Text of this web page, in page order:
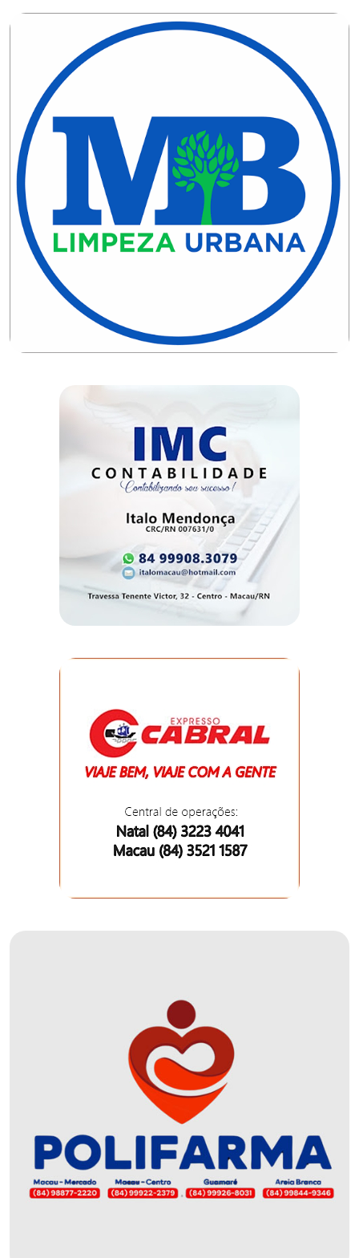
BLOCOS
CAPACITAÇÃO
CARNAUBAIS
CARNAVAL
CARNAVAL
DE
MACAU
CARNAVAL
COMPETIÇÃO
COMPROMISSO
CONFERÊNCIA
SAÚDE
CONQUISTA
MUNDO
PREPARATÓRIO
DESCASO
DESENVOLVIMENTO